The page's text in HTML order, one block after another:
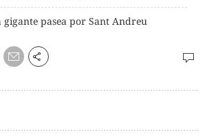
gigante pasea por Sant Andreu